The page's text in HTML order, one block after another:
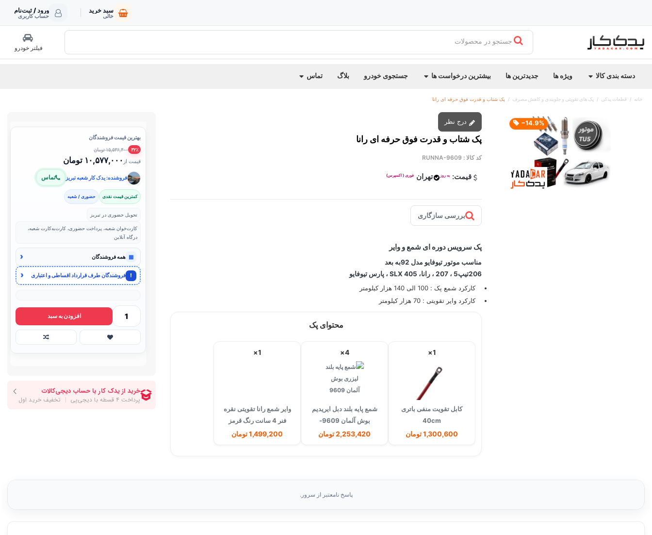
سبد خرید
خالی
ورود / ثبت‌نام
حساب کاربری
جستجو در محصولات
فیلتر خودرو
دسته بندی کالا ویژه ها جدیدترین ها بیشترین درخواست ها جستجوی خودرو بلاگ تماس
خانه قطعات یدکی پک های تقویتی و جلوبندی و کاهش مصرف پک شتاب و قدرت فوق حرفه ای رانا
‎−14.9%
پک شتاب و قدرت فوق حرفه ای رانا
کد کالا : RUNNA-9609
قیمت: به روز تهران فوری ( اکسپرس)
بررسی سازگاری
پک سرویس دوره ای شمع و وایر
مناسب موتور تیوفایو مدل 92به بعد
206تیپ5 ، 207 ، رانا، 405 SLX ، پارس تیوفایو
کارکرد شمع پک : 100 الی 140 هزار کیلومتر
کارکرد وایر تقویتی : 70 هزار کیلومتر
محتوای پک
1×
کابل تقویت منفی باتری
40cm
1,300,600 تومان
4×
شمع پایه بلند دبل ایریدیم
بوش آلمان 9609-
FR8MII33X جعبه 10 تایی
2,253,420 تومان
1×
وایر شمع رانا تقویتی نقره
فنر 4 سانت رنگ قرمز
1,499,200 تومان
بهترین قیمت فروشندگان
۳۲٪ ۱۵,۵۳۶,۴۰۰ تومان
قیمت از ۱۰,۵۷۷,۰۰۰ تومان
فروشنده: یدک کار شعبه تبریز تماس
کمترین قیمت نقدی حضوری / شعبه
تحویل حضوری در تبریز
کارت‌خوان شعبه، پرداخت حضوری، کارت‌به‌کارت شعبه،
درگاه آنلاین
▦ همه فروشندگان ‹
! فروشندگان طرف قرارداد اقساطی و اعتباری ‹
افزودن به سبد
پاسخ نامعتبر از سرور.